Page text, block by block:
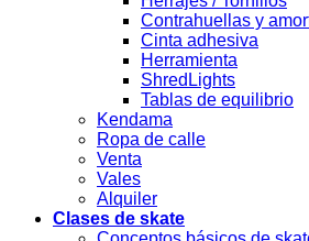
Contrahuellas y
Cinta adhesiva
Herramienta
ShredLights
Tablas de equilibrio
Kendama
Ropa de calle
Venta
Vales
Alquiler
Clases de skate